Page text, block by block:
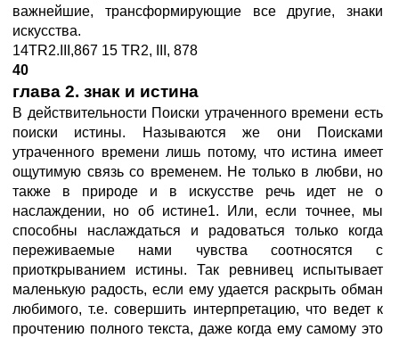
важнейшие, трансформирующие все другие, знаки
искусства.
14TR2.III,867 15 TR2, III, 878
40
глава 2. знак и истина
В действительности Поиски утраченного времени есть
поиски истины. Называются же они Поисками
утраченного времени лишь потому, что истина имеет
ощутимую связь со временем. Не только в любви, но
также в природе и в искусстве речь идет не о
наслаждении, но об истине1. Или, если точнее, мы
способны наслаждаться и радоваться только когда
переживаемые нами чувства соотносятся с
приоткрыванием истины. Так ревнивец испытывает
маленькую радость, если ему удается раскрыть обман
любимого, т.е. совершить интерпретацию, что ведет к
прочтению полного текста, даже когда ему самому это